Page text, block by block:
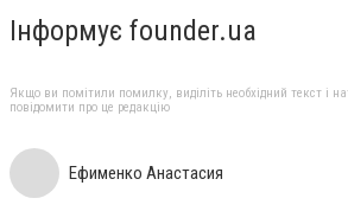
Інформує founder.ua
Якщо ви помітили помилку, виділіть необхідний текст і
повідомити про це редакцію
Ефименко Анастасия